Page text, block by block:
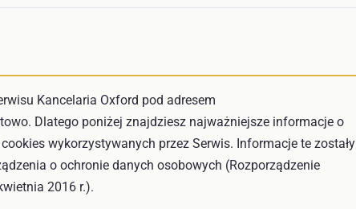
Kancelaria Oxford pod adresem
Dlatego poniżej znajdziesz najważniejsze informacje o
wykorzystywanych przez Serwis. Informacje te zostały
o ochronie danych osobowych (Rozporządzenie
2016 r.).